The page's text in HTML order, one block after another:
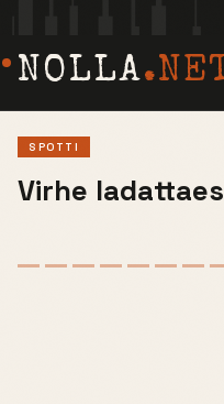
NOLLA
SPOTTI
Virhe